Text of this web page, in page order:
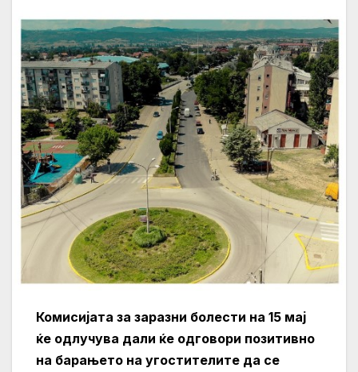
Комисијата за заразни болести на 15 мај
ќе одлучува дали ќе одговори позитивно
на барањето на угостителите да се